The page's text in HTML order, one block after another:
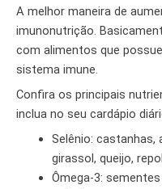
A melhor maneira de
imunonutrição.
com alimentos que
sistema imune.
Confira os principais
inclua no seu cardápio
Selênio: castanhas,
girassol, queijo,
Ômega-3: